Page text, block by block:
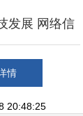
发展 网络信
技术服务解
情
20:48:25